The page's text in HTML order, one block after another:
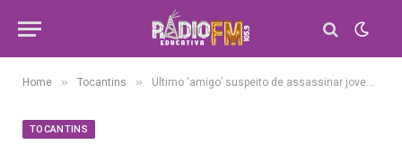
Home » Tocantins » Último ‘amigo’ suspeito de assassinar jovem a facadas e descartar corpo em região de mata é preso
TOCANTINS